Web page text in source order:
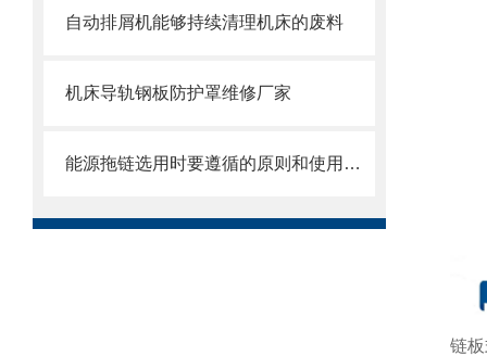
自动排屑机能够持续清理机床的废料
机床导轨钢板防护罩维修厂家
能源拖链选用时要遵循的原则和使用时需注意的事项
链